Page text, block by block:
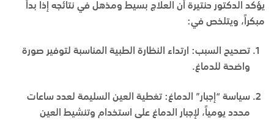
يؤكد الدكتور حنتيرة أن العلاج بسيط ومذهل في نتائجه إذا بدأ
مبكراً، ويتلخص في:
تصحيح السبب: ارتداء النظارة الطبية المناسبة لتوفير صورة
واضحة للدماغ.
سياسة “إجبار” الدماغ: تغطية العين السليمة لعدد ساعات
محدد يومياً، لإجبار الدماغ على استخدام وتنشيط العين